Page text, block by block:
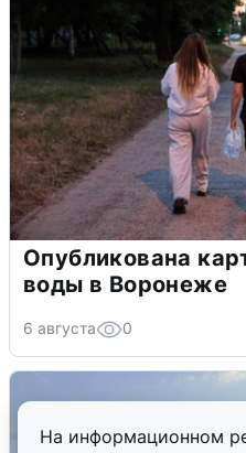
На информационном
Опубликована
воды в Воронеже
6 августа 0